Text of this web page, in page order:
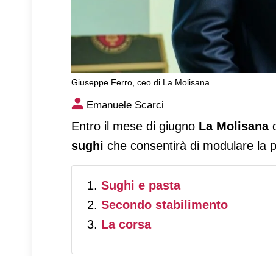
Giuseppe Ferro, ceo di La Molisana
La Molisana acquisisce
realizzata a Termoli
Emanuele Scarci
Entro il mese di giugno La Molisana
sughi che consentirà di modulare la
Sughi e pasta
Secondo stabilimento
La corsa